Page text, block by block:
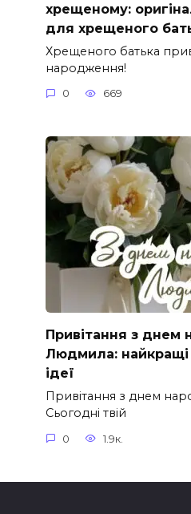
хрещеному:
для хрещеного
Хрещеного батька
народження!
0 669
Привітання з днем
Людмила:
ідеї
Привітання з днем
Сьогодні твій
0 1.9к.